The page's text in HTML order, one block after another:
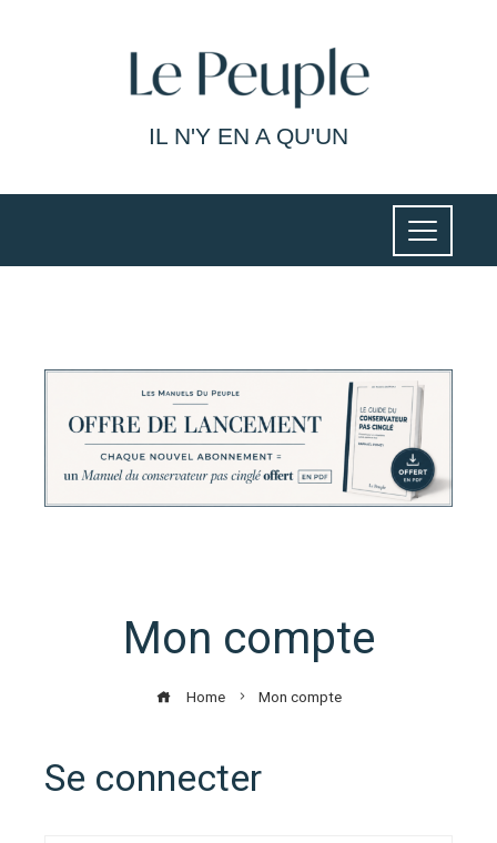
IL N'Y EN A QU'UN
Mon compte
Home Mon compte
Se connecter